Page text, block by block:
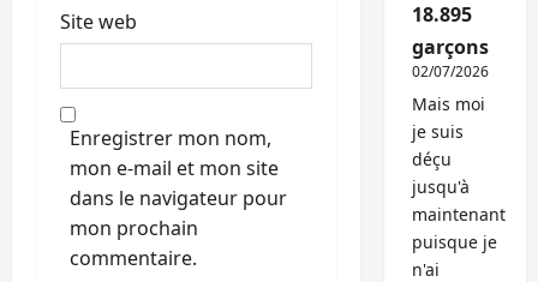
Site web
Enregistrer mon nom,
mon e-mail et mon site
dans le navigateur pour
mon prochain
commentaire.
18.895
garçons
02/07/2026
Mais moi
je suis
déçu
jusqu'à
maintenant
puisque je
n'ai